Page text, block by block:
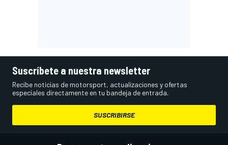
Suscríbete a nuestra newsletter
Recibe noticias de motorsport, actualizaciones y ofertas
especiales directamente en tu bandeja de entrada.
SUSCRIBIRSE